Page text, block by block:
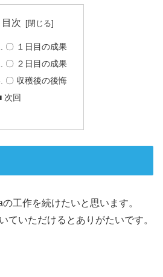
目次
〇 １日目の成果
〇 ２日目の成果
〇 収穫後の後悔
次回
工作を続けたいと思います。
ていただけるとありがたいです。